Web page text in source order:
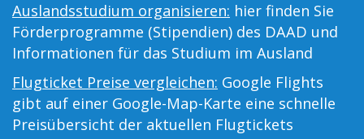
Auslandsstudium organisieren: hier finden Sie
Förderprogramme (Stipendien) des DAAD und
Informationen für das Studium im Ausland
Flugticket Preise vergleichen: Google Flights
gibt auf einer Google-Map-Karte eine schnelle
Preisübersicht der aktuellen Flugtickets